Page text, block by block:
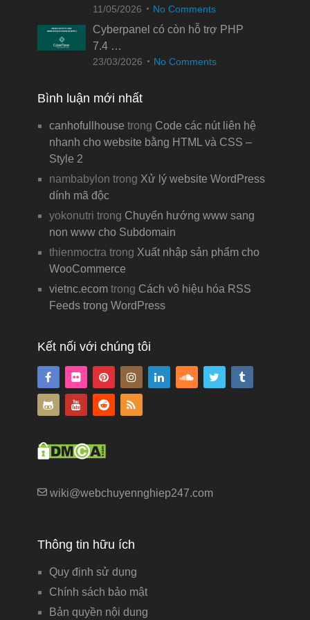
11/05/2026 No Comments
Cyberpanel có còn hỗ trợ PHP
7.4 …
23/03/2026 No Comments
Bình luận mới nhất
canhofullhouse trong Code các nút liên hệ
nhanh cho website bằng HTML và CSS –
Style 2
nambabylon trong Xử lý website WordPress
dính mã độc
yokonutri trong Chuyển hướng www sang
non www cho Subdomain
thienmoctra trong Xuất nhập sản phẩm cho
WooCommerce
vietnc.ecomtrong Cách vô hiệu hóa RSS
Feeds trong WordPress
Kết nối với chúng tôi
wiki@webchuyennghiep247.com
Thông tin hữu ích
Quy định sử dụng
Chính sách bảo mật
Bản quyền nội dung